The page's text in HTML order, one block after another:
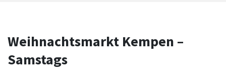
Weihnachtsmarkt Kempen –
Samstags